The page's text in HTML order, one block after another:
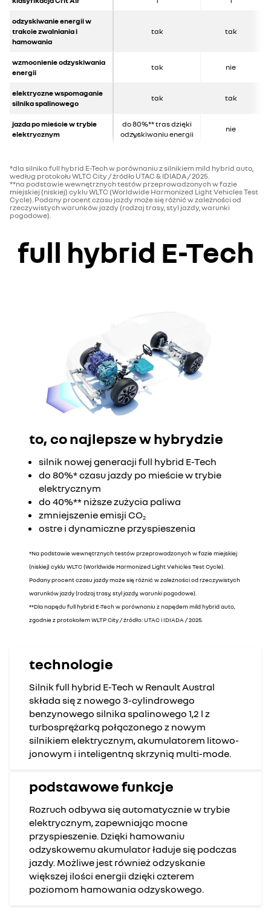
odzyskiwanie energii w
trakcie zwalniania i
hamowania
tak tak
wzmocnienie odzyskiwania
energii
tak nie
elektryczne wspomaganie
silnika spalinowego
tak tak
jazda po mieście w trybie
elektrycznym
do 80%** tras dzięki
odzyskiwaniu energii
nie
*dla silnika full hybrid E-Tech w porównaniu z silnikiem mild hybrid auto,
według protokołu WLTC City / źródło UTAC & IDIADA / 2025.
**na podstawie wewnętrznych testów przeprowadzonych w fazie
miejskiej (niskiej) cyklu WLTC (Worldwide Harmonized Light Vehicles Test
Cycle). Podany procent czasu jazdy może się różnić w zależności od
rzeczywistych warunków jazdy (rodzaj trasy, styl jazdy, warunki
pogodowe).
full hybrid E-Tech
to, co najlepsze w hybrydzie
silnik nowej generacji full hybrid E-Tech
do 80%* czasu jazdy po mieście w trybie
elektrycznym
do 40%** niższe zużycia paliwa
zmniejszenie emisji CO2
ostre i dynamiczne przyspieszenia
*Na podstawie wewnętrznych testów przeprowadzonych w fazie miejskiej
(niskiej) cyklu WLTC (Worldwide Harmonized Light Vehicles Test Cycle).
Podany procent czasu jazdy może się różnić w zależności od rzeczywistych
warunków jazdy (rodzaj trasy, styl jazdy, warunki pogodowe).
**Dla napędu full hybrid E-Tech w porównaniu z napędem mild hybrid auto,
zgodnie z protokołem WLTP City / źródło: UTAC i IDIADA / 2025.
technologie
Silnik full hybrid E-Tech w Renault Austral
składa się z nowego 3-cylindrowego
benzynowego silnika spalinowego 1,2 l z
turbosprężarką połączonego z nowym
silnikiem elektrycznym, akumulatorem litowo-
jonowym i inteligentną skrzynią multi-mode.
podstawowe funkcje
Rozruch odbywa się automatycznie w trybie
elektrycznym, zapewniając mocne
przyspieszenie. Dzięki hamowaniu
odzyskowemu akumulator ładuje się podczas
jazdy. Możliwe jest również odzyskanie
większej ilości energii dzięki czterem
poziomom hamowania odzyskowego.